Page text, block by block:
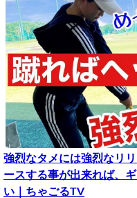
強烈なタメには強烈なリ
ースする事が出来れば、
い｜ちゃごるTV